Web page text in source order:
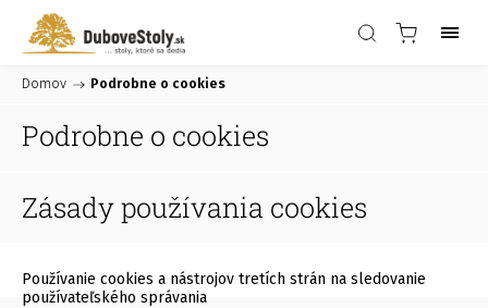
Domov / Podrobne o cookies
Podrobne o cookies
Zásady používania cookies
Používanie cookies a nástrojov tretích strán na sledovanie
používateľského správania